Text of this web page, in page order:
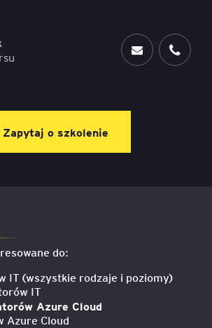
do:
IT (wszystkie rodzaje i poziomy)
IT
Azure Cloud
Azure Cloud
Zapytaj o szkolenie